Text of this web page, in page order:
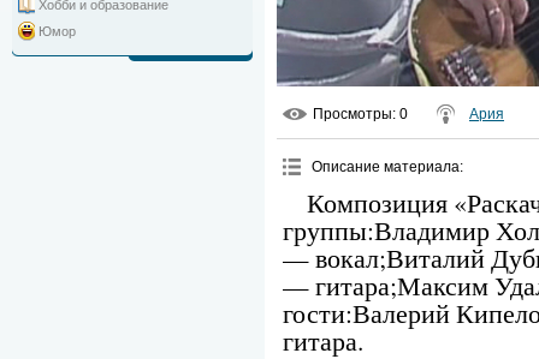
Хобби и образование
Юмор
Просмотры: 0 Ария
Описание материала:
Композиция
группы:Владимир
— вокал;Виталий
— гитара;Максим
гости:Валерий
гитара.